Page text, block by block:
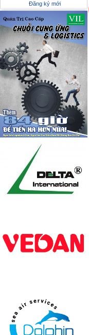
Đăng ký mới